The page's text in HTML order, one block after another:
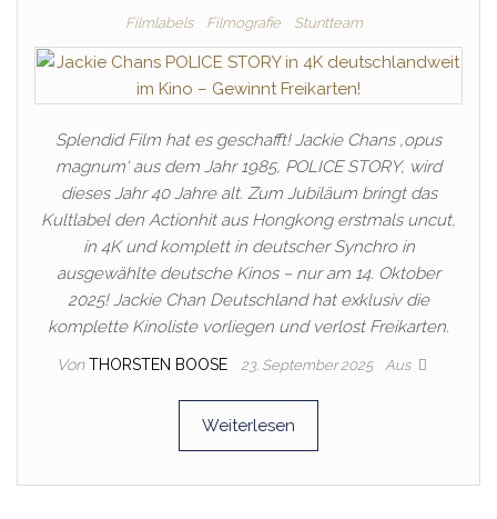
Filmlabels Filmografie Stuntteam
Splendid Film hat es geschafft! Jackie Chans ‚opus
magnum‘ aus dem Jahr 1985, POLICE STORY, wird
dieses Jahr 40 Jahre alt. Zum Jubiläum bringt das
Kultlabel den Actionhit aus Hongkong erstmals uncut,
in 4K und komplett in deutscher Synchro in
ausgewählte deutsche Kinos – nur am 14. Oktober
2025! Jackie Chan Deutschland hat exklusiv die
komplette Kinoliste vorliegen und verlost Freikarten.
Von THORSTEN BOOSE 23. September 2025 Aus
Weiterlesen